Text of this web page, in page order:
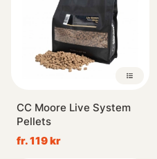
CC Moore Live System
Pellets
fr. 119 kr